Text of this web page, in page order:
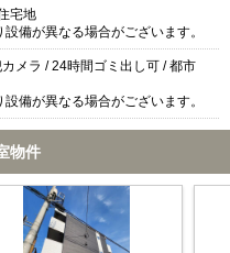
宅地
備が異なる場合がございます。
メラ / 24時間ゴミ出し可 / 都市
備が異なる場合がございます。
物件